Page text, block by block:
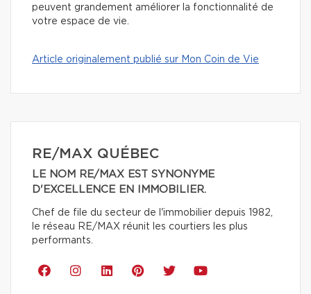
peuvent grandement améliorer la fonctionnalité de
votre espace de vie.
Article originalement publié sur Mon Coin de Vie
RE/MAX QUÉBEC
LE NOM RE/MAX EST SYNONYME
D'EXCELLENCE EN IMMOBILIER.
Chef de file du secteur de l'immobilier depuis 1982,
le réseau RE/MAX réunit les courtiers les plus
performants.